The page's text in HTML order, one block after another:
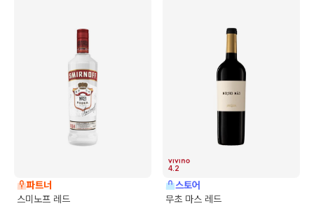
파트너
스미노프 레드
4.2
스토어
무초 마스 레드